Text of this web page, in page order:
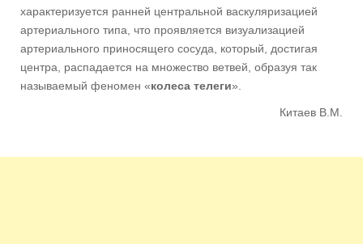
характеризуется ранней центральной васкуляризацией
артериального типа, что проявляется визуализацией
артериального приносящего сосуда, который, достигая
центра, распадается на множество ветвей, образуя так
называемый феномен «колеса телеги».
Китаев В.М.